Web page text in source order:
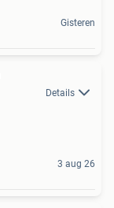
Gisteren
Details
3 aug 26